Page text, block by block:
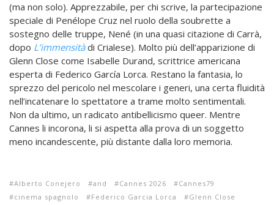
(ma non solo). Apprezzabile, per chi scrive, la partecipazione
speciale di Penélope Cruz nel ruolo della soubrette a
sostegno delle truppe, Nené (in una quasi citazione di Carrà,
dopo L’immensitàdi Crialese). Molto più dell’apparizione di
Glenn Close come Isabelle Durand, scrittrice americana
esperta di Federico García Lorca. Restano la fantasia, lo
sprezzo del pericolo nel mescolare i generi, una certa fluidità
nell’incatenare lo spettatore a trame molto sentimentali.
Non da ultimo, un radicato antibellicismo queer. Mentre
Cannes li incorona, li si aspetta alla prova di un soggetto
meno incandescente, più distante dalla loro memoria.
Alberto Conejero and Cannes 2026
Cannes79
cinema spagnolo
Federico Garcia Lorca
Glenn Close